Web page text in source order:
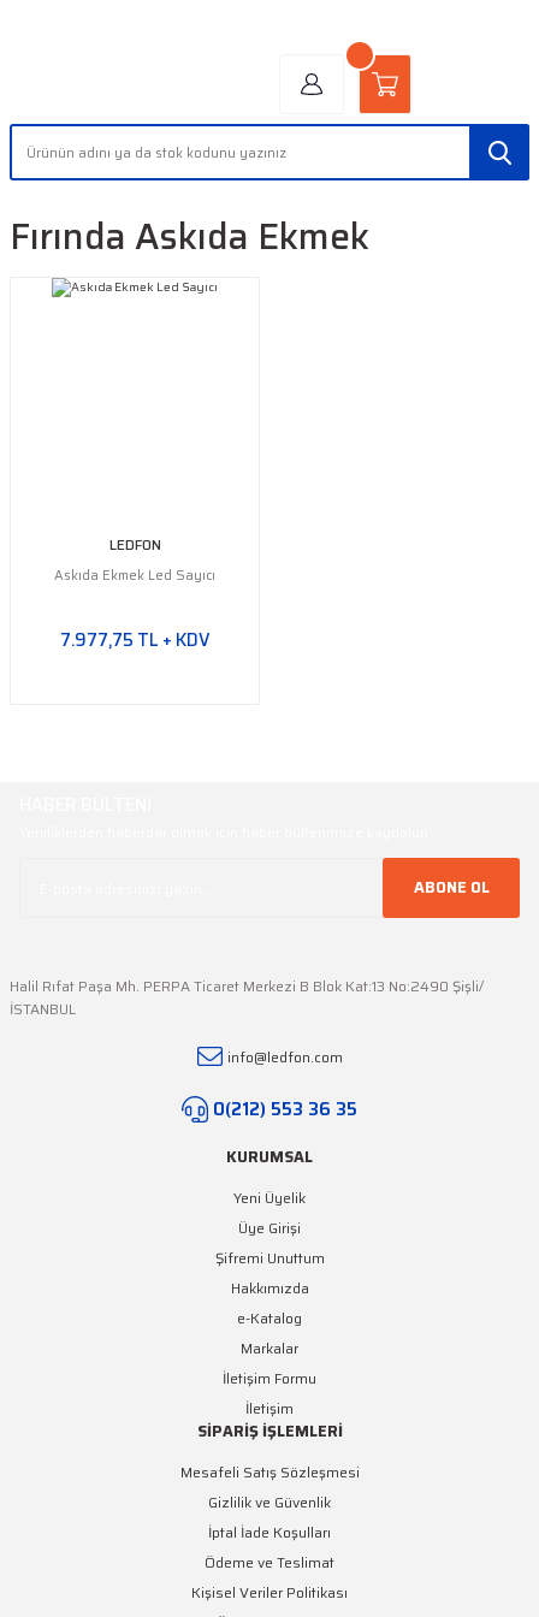
Fırında Askıda Ekmek
LEDFON
Askıda Ekmek Led Sayıcı
7.977,75 TL + KDV
ABONE OL
Halil Rıfat Paşa Mh. PERPA Ticaret Merkezi B Blok Kat:13 No:2490 Şişli/
İSTANBUL
info@ledfon.com
0(212) 553 36 35
KURUMSAL
Yeni Üyelik
Üye Girişi
Şifremi Unuttum
Hakkımızda
e-Katalog
Markalar
İletişim Formu
İletişim
SİPARİŞ İŞLEMLERİ
Mesafeli Satış Sözleşmesi
Gizlilik ve Güvenlik
İptal İade Koşulları
Ödeme ve Teslimat
Kişisel Veriler Politikası